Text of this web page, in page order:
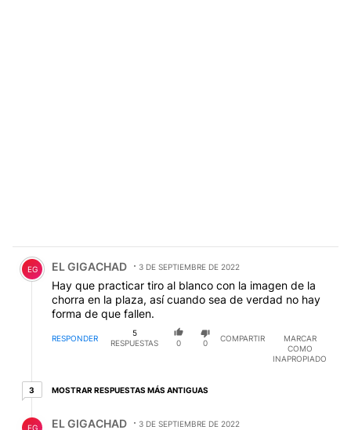
Comentario de EL GIGACHAD.
EG EL GIGACHAD 3 DE SEPTIEMBRE DE 2022
Hay que practicar tiro al blanco con la imagen de la
chorra en la plaza, así cuando sea de verdad no hay
forma de que fallen.
RESPONDER
5
RESPUESTAS
0 0
COMPARTIR
MARCAR
COMO
INAPROPIADO
33 respuestas más antiguas
MOSTRAR RESPUESTAS MÁS ANTIGUAS
EG EL GIGACHAD 3 DE SEPTIEMBRE DE 2022